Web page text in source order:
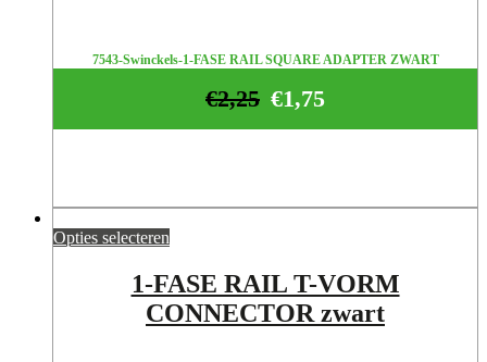
7543-Swinckels-1-FASE RAIL SQUARE ADAPTER ZWART
€1,75
€2,25
Opties selecteren
1-FASE RAIL T-VORM
CONNECTOR zwart